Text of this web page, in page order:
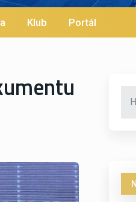
Klub Portál